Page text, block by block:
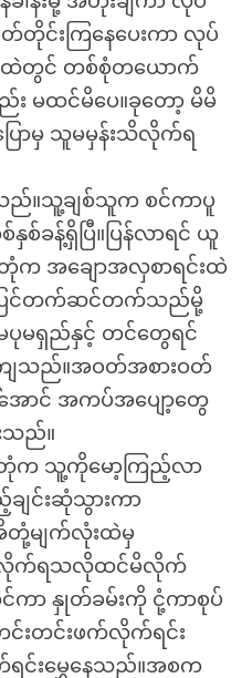
တိုင်းကြနေပေးကာ လုပ်
ထဲတွင် တစ်စုံတယောက်
မထင်မိပေ။ခုတော့ မိမိ
ောမှ သူမမှန်းသိလိုက်ရ
။သူ့ချစ်သူက စင်ကာပူ
ခန့်ရှိပြီ။ပြန်လာရင် ယူ
က အချောအလှစာရင်းထဲ
ပြင်တက်ဆင်တက်သည်မို့
ပုမရှည်နှင့် တင်တွေရင်
ျသည်။အဝတ်အစားဝတ်
ာင် အကပ်အပျော့တွေ
သည်။
က သူ့ကိုမော့ကြည့်လာ
ျင်းဆုံသွားကာ
တုံ့မျက်လုံးထဲမှ
လိုက်ရသလိုထင်မိလိုက်
ာ နှုတ်ခမ်းကို ငုံ့ကာစုပ်
င်းတင်းဖက်လိုက်ရင်း
င်းမွှေနေသည်။အစက